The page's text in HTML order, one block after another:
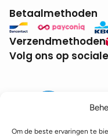
Om de beste ervaringen te
Betaalmethoden
Verzendmethoden
Volg ons op